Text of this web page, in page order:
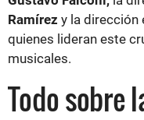
Ramírez y la dirección
quienes lideran este
musicales.
Todo sobre